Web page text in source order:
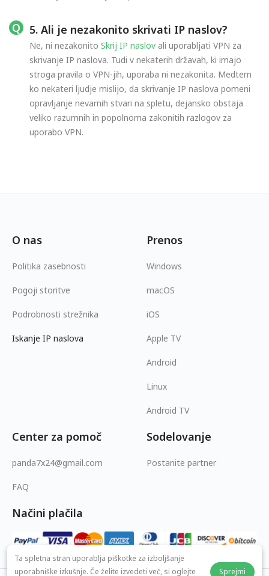
5. Ali je nezakonito skrivati IP naslov?
Ne, ni nezakonito Skrij IP naslov ali uporabljati VPN za
skrivanje IP naslova. Tudi v nekaterih državah, ki imajo
stroga pravila o VPN-jih, uporaba ni nezakonita. Medtem
ko nekateri ljudje mislijo, da skrivanje IP naslova pomeni
opravljanje nevarnih stvari na spletu, dejansko obstaja
veliko razumnih in popolnoma zakonitih razlogov za
uporabo VPN.
O nas
Politika zasebnosti
Pogoji storitve
Podrobnosti strežnika
Iskanje IP naslova
Prenos
Windows
macOS
iOS
Apple TV
Android
Linux
Android TV
Center za pomoč
panda7x24@gmail.com
FAQ
Sodelovanje
Postanite partner
Načini plačila
Ta spletna stran uporablja piškotke za izboljšanje
uporabniške izkušnje. Če želite izvedeti več, si oglejte
Sprejmi